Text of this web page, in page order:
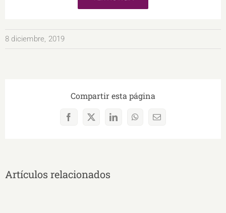
8 diciembre, 2019
Compartir esta página
Facebook
X LinkedInWhatsAppCorreo
Artículos relacionados